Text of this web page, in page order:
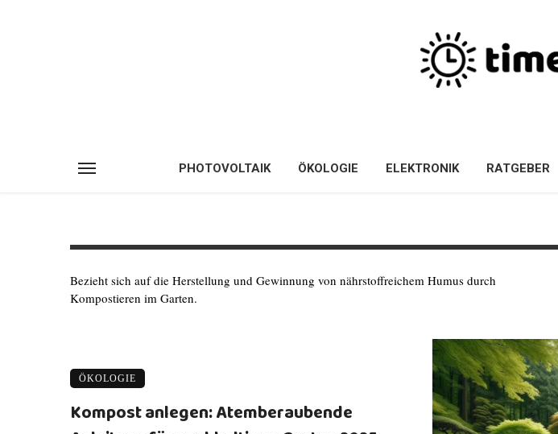
PHOTOVOLTAIK ÖKOLOGIE ELEKTRONIK RATGEBER
Bezieht sich auf die Herstellung und Gewinnung von nährstoffreichem Humus durch
Kompostieren im Garten.
ÖKOLOGIE
Kompost anlegen: Atemberaubende